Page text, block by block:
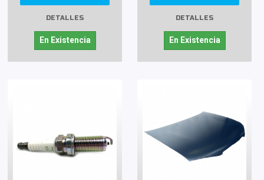
DETALLES
En Existencia
DETALLES
En Existencia